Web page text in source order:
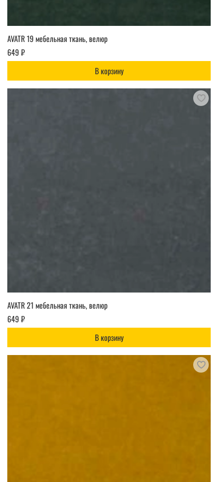
AVATR 19 мебельная ткань, велюр
649 ₽
В корзину
AVATR 21 мебельная ткань, велюр
649 ₽
В корзину